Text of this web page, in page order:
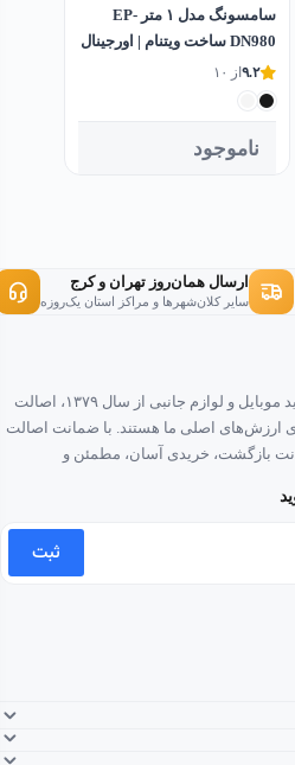
سامسونگ مدل ۱ متر EP-
DN980 ساخت ویتنام | اورجینال
سر کارتنی
۹.۲از ۱۰
ناموجود
ارسال همان‌روز تهران و کرج
سایر کلان‌شهرها و مراکز استان یک‌روزه
پیشرو در ارائه تجربه‌ای مطمئن از خرید موبایل و لوازم جانبی از سال ۱۳۷۹، اصالت
کالا، مشاوره تخصصی و رضایت مشتری ارزش‌های اصلی ما هستند. با ضمانت اصالت
رایگان خرید و ۷ روز ضمانت بازگشت، خریدی آسان، مطمئن و
ثبت